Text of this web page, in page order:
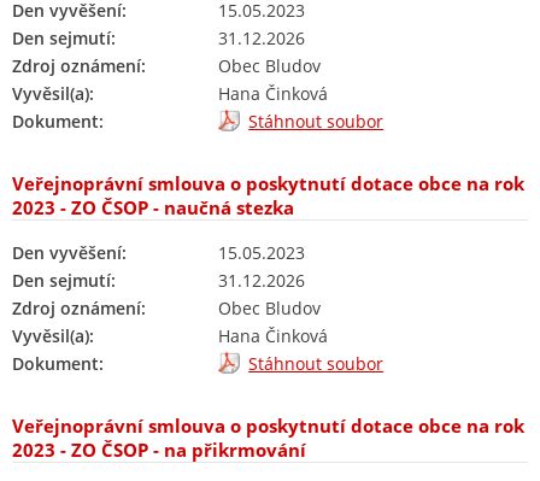
Den vyvěšení:
15.05.2023
Den sejmutí:
31.12.2026
Zdroj oznámení:
Obec Bludov
Vyvěsil(a):
Hana Činková
Dokument:
Stáhnout soubor
Veřejnoprávní smlouva o poskytnutí dotace obce na rok
2023 - ZO ČSOP - naučná stezka
Den vyvěšení:
15.05.2023
Den sejmutí:
31.12.2026
Zdroj oznámení:
Obec Bludov
Vyvěsil(a):
Hana Činková
Dokument:
Stáhnout soubor
Veřejnoprávní smlouva o poskytnutí dotace obce na rok
2023 - ZO ČSOP - na přikrmování